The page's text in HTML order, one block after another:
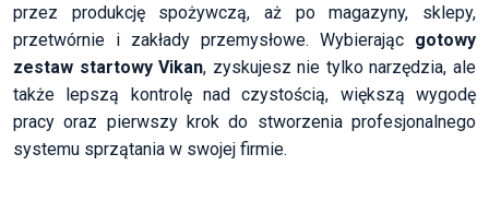
przez produkcję spożywczą, aż po magazyny, sklepy,
przetwórnie i zakłady przemysłowe. Wybierając gotowy
zestaw startowy Vikan, zyskujesz nie tylko narzędzia, ale
także lepszą kontrolę nad czystością, większą wygodę
pracy oraz pierwszy krok do stworzenia profesjonalnego
systemu sprzątania w swojej firmie.